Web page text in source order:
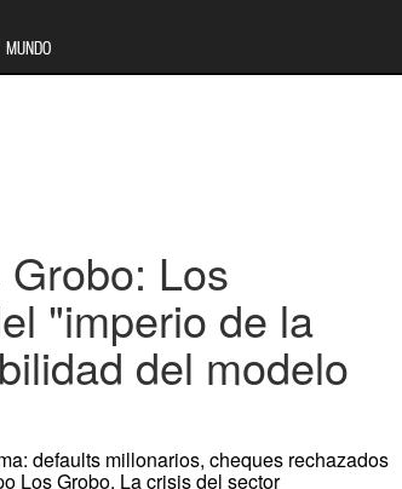
MUNDO
Los
"imperio de la
del modelo
defaults millonarios, cheques rechazados
Los Grobo. La crisis del sector